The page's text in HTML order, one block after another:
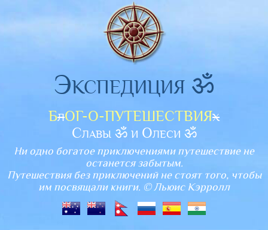
Экспедиция ॐ
БлОГ-О-ПУТЕШЕСТВИЯх
Славы ॐ и Олеси ॐ
Ни одно богатое приключениями путешествие не
останется забытым.
Путешествия без приключений не стоят того, чтобы
им посвящали книги. © Льюис Кэрролл